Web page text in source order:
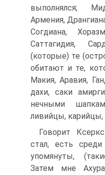
выполнялся;
Армения,
Согдиана,
Саттагидия,
(которые) те
обитают и те,
Макия, Аравия,
дахи, саки
нечными
ливийцы,
Говорит
стал, есть
упомянуты,
Затем мне